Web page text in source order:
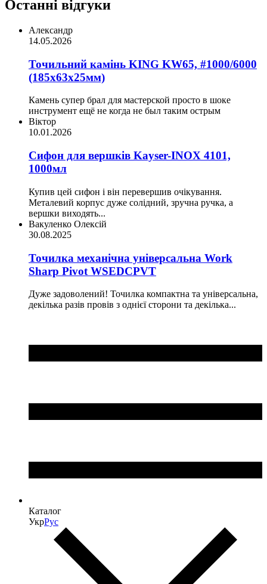
Останні відгуки
Александр
14.05.2026
Точильний камінь KING KW65, #1000/6000
(185х63х25мм)
Камень супер брал для мастерской просто в шоке
инструмент ещё не когда не был таким острым
Віктор
10.01.2026
Сифон для вершків Kayser-INOX 4101,
1000мл
Купив цей сифон і він перевершив очікування.
Металевий корпус дуже солідний, зручна ручка, а
вершки виходять...
Вакуленко Олексій
30.08.2025
Точилка механічна універсальна Work
Sharp Pivot WSEDCPVT
Дуже задоволений! Точилка компактна та універсальна,
декілька разів провів з однієї сторони та декілька...
Каталог
УкрРус